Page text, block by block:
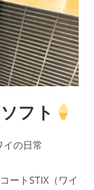
フト
イの日常
ートSTIX（ワイ